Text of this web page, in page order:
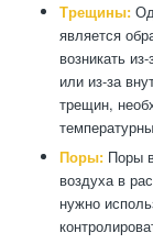
Трещины:
является
возникать
или из-за
трещин,
Поры:Поры в
воздуха в
нужно